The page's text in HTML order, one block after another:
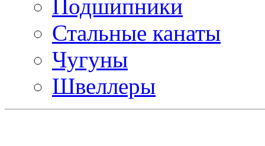
Подшипники
Стальные канаты
Чугуны
Швеллеры